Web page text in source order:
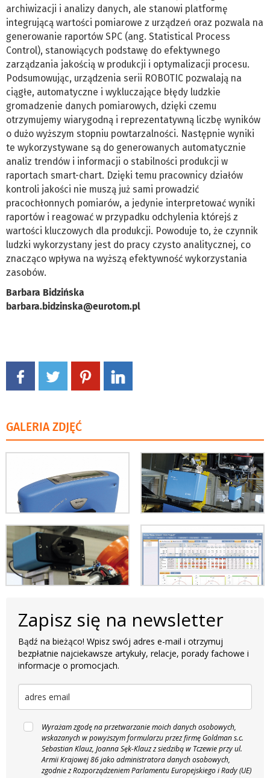
archiwizacji i analizy danych, ale stanowi platformę
integrującą wartości pomiarowe z urządzeń oraz pozwala na
generowanie raportów SPC (ang. Statistical Process
Control), stanowiących podstawę do efektywnego
zarządzania jakością w produkcji i optymalizacji procesu.
Podsumowując, urządzenia serii ROBOTIC pozwalają na
ciągłe, automatyczne i wykluczające błędy ludzkie
gromadzenie danych pomiarowych, dzięki czemu
otrzymujemy wiarygodną i reprezentatywną liczbę wyników
o dużo wyższym stopniu powtarzalności. Następnie wyniki
te wykorzystywane są do generowanych automatycznie
analiz trendów i informacji o stabilności produkcji w
raportach smart-chart. Dzięki temu pracownicy działów
kontroli jakości nie muszą już sami prowadzić
pracochłonnych pomiarów, a jedynie interpretować wyniki
raportów i reagować w przypadku odchylenia którejś z
wartości kluczowych dla produkcji. Powoduje to, że czynnik
ludzki wykorzystany jest do pracy czysto analitycznej, co
znacząco wpływa na wyższą efektywność wykorzystania
zasobów.
Barbara Bidzińska
barbara.bidzinska@eurotom.pl
GALERIA ZDJĘĆ
Zapisz się na newsletter
Bądź na bieżąco! Wpisz swój adres e-mail i otrzymuj
bezpłatnie najciekawsze artykuły, relacje, porady fachowe i
informacje o promocjach.
Wyrażam zgodę na przetwarzanie moich danych osobowych,
wskazanych w powyższym formularzu przez firmę Goldman s.c.
Sebastian Klauz, Joanna Sęk-Klauz z siedzibą w Tczewie przy ul.
Armii Krajowej 86 jako administratora danych osobowych,
zgodnie z Rozporządzeniem Parlamentu Europejskiego i Rady (UE)